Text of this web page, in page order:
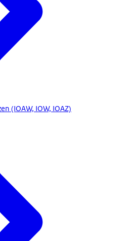
(IOAW, IOW, IOAZ)